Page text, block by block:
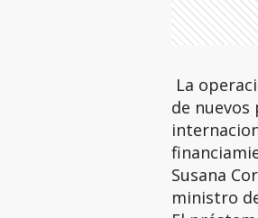
La
de nuevos
Susana
ministro